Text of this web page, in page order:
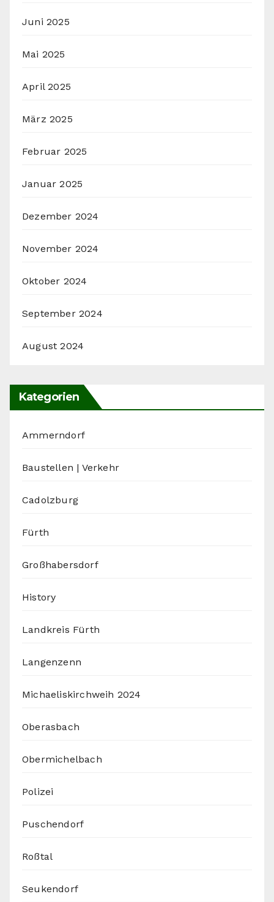
Juni 2025
Mai 2025
April 2025
März 2025
Februar 2025
Januar 2025
Dezember 2024
November 2024
Oktober 2024
September 2024
August 2024
Kategorien
Ammerndorf
Baustellen | Verkehr
Cadolzburg
Fürth
Großhabersdorf
History
Landkreis Fürth
Langenzenn
Michaeliskirchweih 2024
Oberasbach
Obermichelbach
Polizei
Puschendorf
Roßtal
Seukendorf